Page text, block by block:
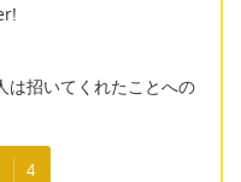
は招いてくれたことへの
4